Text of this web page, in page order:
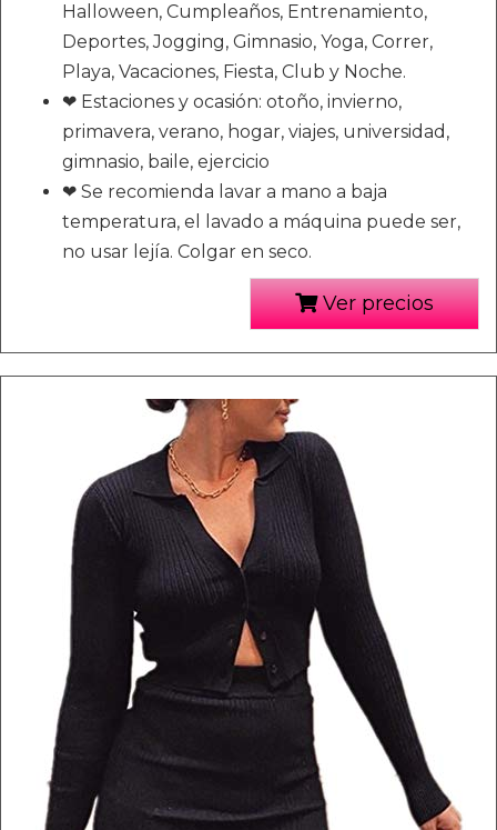
Halloween, Cumpleaños, Entrenamiento,
Deportes, Jogging, Gimnasio, Yoga, Correr,
Playa, Vacaciones, Fiesta, Club y Noche.
❤ Estaciones y ocasión: otoño, invierno,
primavera, verano, hogar, viajes, universidad,
gimnasio, baile, ejercicio
❤ Se recomienda lavar a mano a baja
temperatura, el lavado a máquina puede ser,
no usar lejía. Colgar en seco.
Ver precios